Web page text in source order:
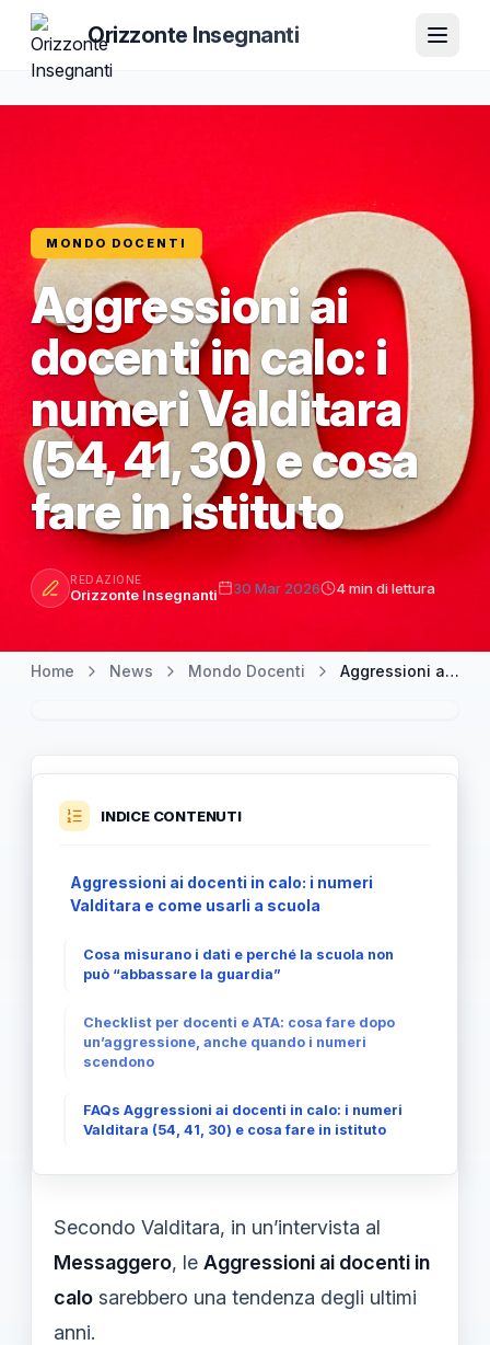
Orizzonte Insegnanti
MONDO DOCENTI
Aggressioni ai
docenti in calo: i
numeri Valditara
(54, 41, 30) e cosa
fare in istituto
REDAZIONE
Orizzonte Insegnanti 30 Mar 2026 4 min di lettura
Home News Mondo Docenti Aggressioni ai docenti in calo: i numeri Valditara (54, 41, 30) e cosa fare in istituto
INDICE CONTENUTI
Aggressioni ai docenti in calo: i numeri
Valditara e come usarli a scuola
Cosa misurano i dati e perché la scuola non
può “abbassare la guardia”
Checklist per docenti e ATA: cosa fare dopo
un’aggressione, anche quando i numeri
scendono
FAQs Aggressioni ai docenti in calo: i numeri
Valditara (54, 41, 30) e cosa fare in istituto
Secondo Valditara, in un’intervista al
Messaggero, le Aggressioni ai docenti in
calo sarebbero una tendenza degli ultimi
anni.